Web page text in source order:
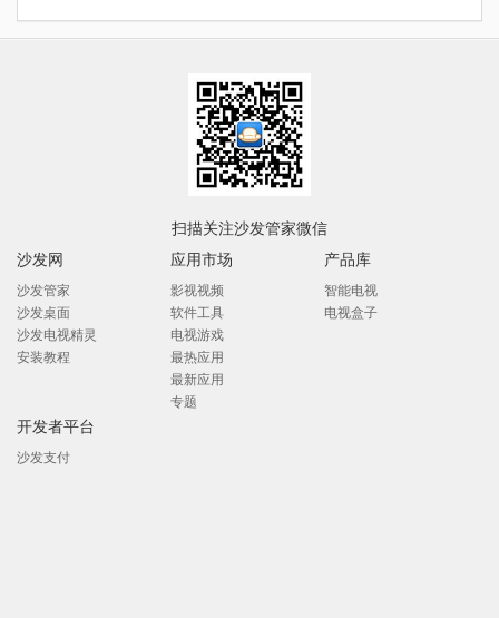
应用
扫描关注沙发管家微信
沙发网
沙发管家
沙发桌面
沙发电视精灵
安装教程
应用市场
影视视频
软件工具
电视游戏
最热应用
最新应用
专题
产品库
智能电视
电视盒子
开发者平台
沙发支付